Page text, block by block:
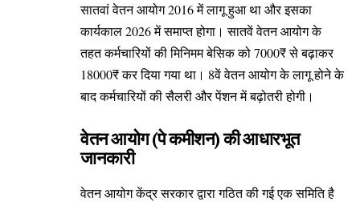
सातवां वेतन आयोग 2016 में लागू हुआ था और इसका
कार्यकाल 2026 में समाप्त होगा। सातवें वेतन आयोग के
तहत कर्मचारियों की मिनिमम बेसिक को 7000₹ से बढ़ाकर
18000₹ कर दिया गया था। 8वें वेतन आयोग के लागू होने के
बाद कर्मचारियों की सैलरी और पेंशन में बढ़ोतरी होगी।
वेतन आयोग (पे कमीशन) की आधारभूत
जानकारी
वेतन आयोग केंद्र सरकार द्वारा गठित की गई एक समिति है